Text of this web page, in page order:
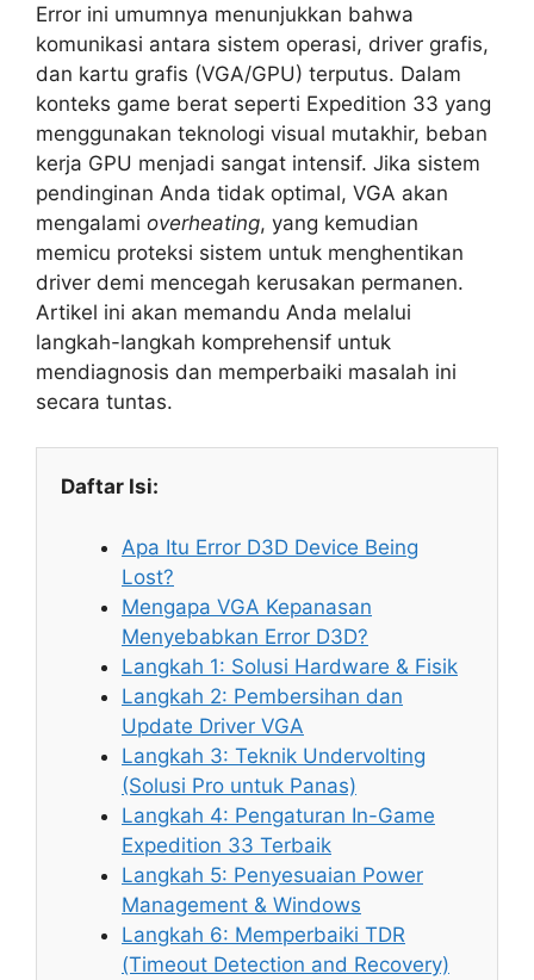
Error ini umumnya menunjukkan bahwa
komunikasi antara sistem operasi, driver grafis,
dan kartu grafis (VGA/GPU) terputus. Dalam
konteks game berat seperti Expedition 33 yang
menggunakan teknologi visual mutakhir, beban
kerja GPU menjadi sangat intensif. Jika sistem
pendinginan Anda tidak optimal, VGA akan
mengalami overheating, yang kemudian
memicu proteksi sistem untuk menghentikan
driver demi mencegah kerusakan permanen.
Artikel ini akan memandu Anda melalui
langkah-langkah komprehensif untuk
mendiagnosis dan memperbaiki masalah ini
secara tuntas.
Daftar Isi:
Apa Itu Error D3D Device Being
Lost?
Mengapa VGA Kepanasan
Menyebabkan Error D3D?
Langkah 1: Solusi Hardware & Fisik
Langkah 2: Pembersihan dan
Update Driver VGA
Langkah 3: Teknik Undervolting
(Solusi Pro untuk Panas)
Langkah 4: Pengaturan In-Game
Expedition 33 Terbaik
Langkah 5: Penyesuaian Power
Management & Windows
Langkah 6: Memperbaiki TDR
(Timeout Detection and Recovery)